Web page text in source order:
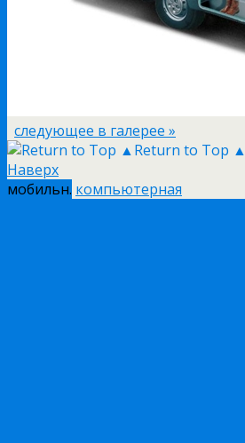
следующее в галерее »
Return to Top ▲
Наверх
мобильн. компьютерная